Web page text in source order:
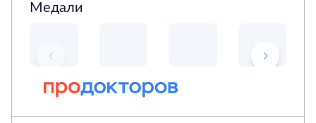
Медали